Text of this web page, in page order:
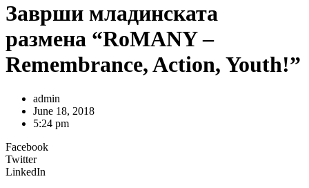
Заврши младинската
размена “RoMANY –
Remembrance, Action, Youth!”
admin
June 18, 2018
5:24 pm
Facebook
Twitter
LinkedIn